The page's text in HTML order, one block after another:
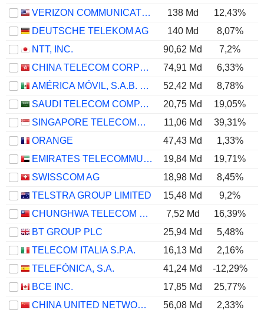
VERIZON COMMUNICATIONS, INC.
138 Md 12,43%
DEUTSCHE TELEKOM AG
140 Md 8,07%
NTT, INC.
90,62 Md 7,2%
CHINA TELECOM CORPORATION LIMITED
74,91 Md 6,33%
AMÉRICA MÓVIL, S.A.B. DE C.V.
52,42 Md 8,78%
SAUDI TELECOM COMPANY
20,75 Md 19,05%
SINGAPORE TELECOMMUNICATIONS LIMITED
11,06 Md 39,31%
ORANGE
47,43 Md 1,33%
EMIRATES TELECOMMUNICATIONS GROUP COMPANY
19,84 Md 19,71%
SWISSCOM AG
18,98 Md 8,45%
TELSTRA GROUP LIMITED
15,48 Md 9,2%
CHUNGHWA TELECOM CO., LTD.
7,52 Md 16,39%
BT GROUP PLC
25,94 Md 5,48%
TELECOM ITALIA S.P.A.
16,13 Md 2,16%
TELEFÓNICA, S.A.
41,24 Md -12,29%
BCE INC.
17,85 Md 25,77%
CHINA UNITED NETWORK COMMUNICATIONS LIMITED
56,08 Md 2,33%